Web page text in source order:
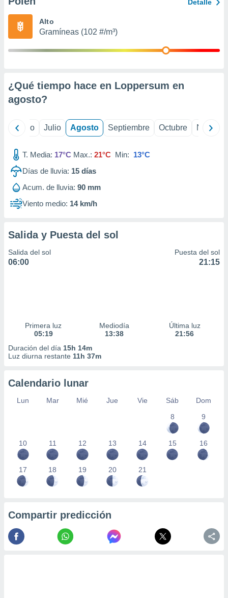
publicidad
1199
Detalle
Alto
Gramíneas (102 #/m³)
¿Qué tiempo hace en Loppersum en
agosto?
Junio Julio Agosto Septiembre Octubre
T. Media: 17°C Max.: 21°C Min: 13°C
Días de lluvia: 15 días
Acum. de lluvia: 90 mm
Viento medio: 14 km/h
Salida y Puesta del sol
Salida del sol
06:00
Puesta del sol
21:15
Primera luz
05:19
Mediodía
13:38
Última luz
21:56
Duración del día 15h 14m
Luz diurna restante 11h 37m
Calendario lunar
Lun Mar Mié Jue Vie Sáb
Dom
8
9
10 11 12 13 14 15 16
17 18 19 20 21
Compartir predicción